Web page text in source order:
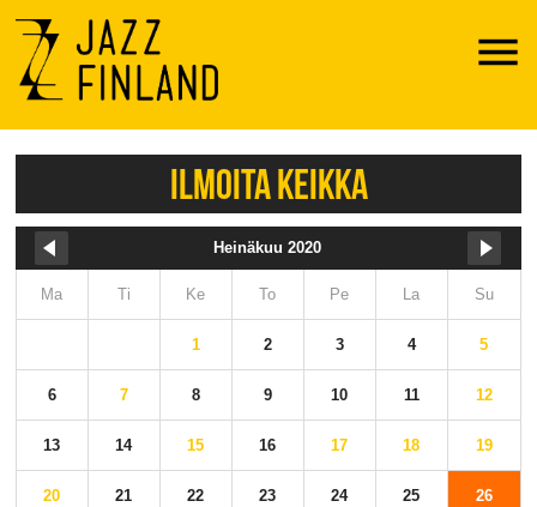
Menu
ILMOITA KEIKKA
Heinäkuu 2020
Ma Ti Ke To Pe La Su
1 2 3 4 5
6 7 8 9 10 11 12
13 14 15 16 17 18 19
20 21 22 23 24 25 26